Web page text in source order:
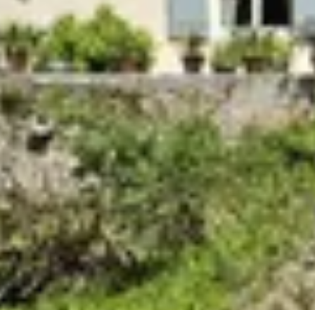
Visite cave & dégustation vin Corse
Visite cave & dégustation vin Jura
Visite cave & dégustation vin Languedoc
Roussillon
Visite rhumerie Martinique
Visite cave & dégustation vin Poitou Charentes
Domaines viticoles Provence
Visite cave & dégustation vin Savoie
Visite cave & dégustation vin Sud Ouest
Visite cave & dégustation vin Val de Loire
Visite cave & dégustation vin Vallée du Rhône
Top destinations